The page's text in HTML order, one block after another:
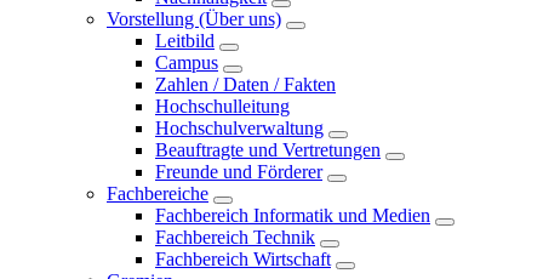
Vorstellung (Über uns)
Leitbild
Campus
Zahlen / Daten / Fakten
Hochschulleitung
Hochschulverwaltung
Beauftragte und Vertretungen
Freunde und Förderer
Fachbereiche
Fachbereich Informatik und Medien
Fachbereich Technik
Fachbereich Wirtschaft